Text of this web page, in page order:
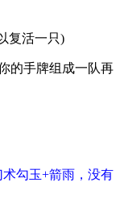
复活一只)
的手牌组成一队再
勾玉+箭雨，没有